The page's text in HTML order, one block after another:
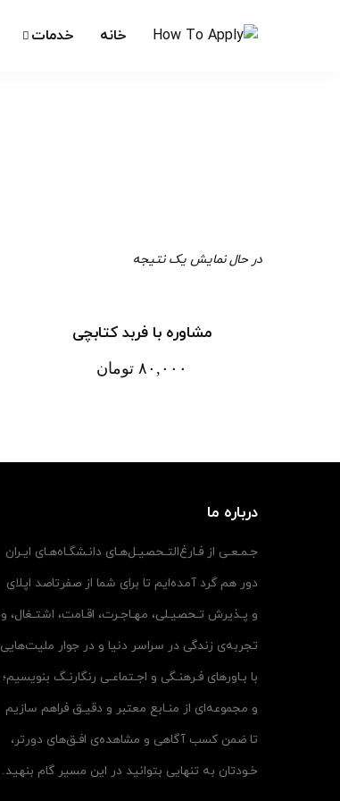
خانه خدمات
در حال نمایش یک نتیجه
مشاوره با فربد کتابچی
۸۰,۰۰۰ تومان
درباره ما
جـمـعـی از فـارغ‌التـحصیـل‌هـای دانـشگـاه‌هـای ایـران
دور هم گرد آمده‌ایم تا برای شما از صفرتاصد اپلای
و پـذیرش تـحصیـلی، مهـاجـرت، اقـامت، اشتـغال، و
تجربه‌ی زندگی در سراسر دنیا و در جوار ملیت‌هایی
با بـاورهای فـرهنـگی و اجـتماعـی رنگارنـگ بنویسیم؛
و مجموعه‌ای از منـابع معتبر و دقیـق فراهم سازیم
تا ضمن کسب آگاهی و مشاهده‌ی افـق‌های دورتر،
خـودتان به تنهایی بتوانید در این مسیر گام بنهید.